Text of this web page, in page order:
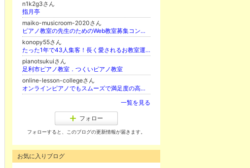
n1k2g3さん
指月亭
maiko-musicroom-2020さん
ピアノ教室の先生のためのWeb教室募集コンサルタント
konopy55さん
たった1年で43人集客！長く愛されるお教室運営講座主宰 理想のお教室作りの先生♪よこぼりえみこ
pianotsukuiさん
足利市ピアノ教室．つくいピアノ教室
online-lesson-collegeさん
オンラインピアノでもスムーズで満足度の高いレッスンができる！オンラインレッスン講座
一覧を見る
フォロー
フォローすると、このブログの更新情報が届きます。
お気に入りブログ